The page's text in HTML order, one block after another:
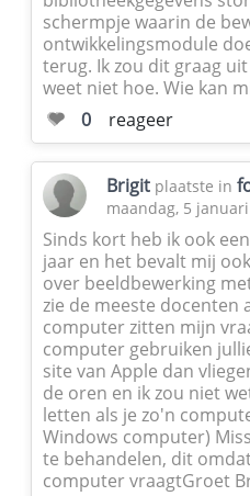
schermpje waarin de
ontwikkelingsmodule
terug. Ik zou dit graag
weet niet hoe. Wie kan
0
reageer
Brigit plaatste in
maandag, 5
Sinds kort heb ik ook
jaar en het bevalt mij
over beeldbewerking
zie de meeste docenten
computer zitten mijn
computer gebruiken
site van Apple dan
de oren en ik zou niet
letten als je zo'n
Windows computer)
te behandelen, dit
computer vraagtGroet